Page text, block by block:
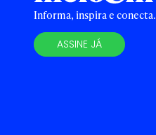
Informa, inspira e conecta.
ASSINE JÁ